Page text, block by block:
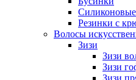
Резинки с
Волосы
Зизи
Зизи
Зизи